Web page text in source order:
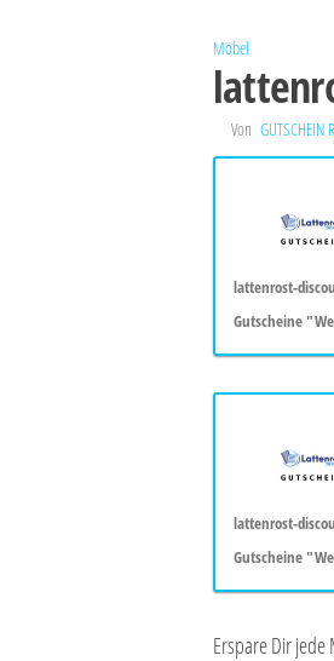
Möbel
Von GUTSCHEIN
lattenrost-
Gutscheine
lattenrost-
Gutscheine
Erspare Dir